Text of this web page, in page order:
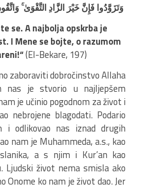
وَتَزَوَّدُوا فَإِنَّ خَيْرَ الزَّادِ التَّقْوَىٰ
se. A najbolja opskrba je
I Mene se bojte, o razumom
(El-Bekare, 197)
dobročinstvo Allaha
nas je stvorio u najljepšem
je učinio pogodnom za život i
nebrojene blagodati. Podario
i odlikovao nas iznad drugih
nam je Muhammeda, a.s., kao
a s njim i Kur’an kao
život nema smisla ako
Onome ko nam je život dao. Jer